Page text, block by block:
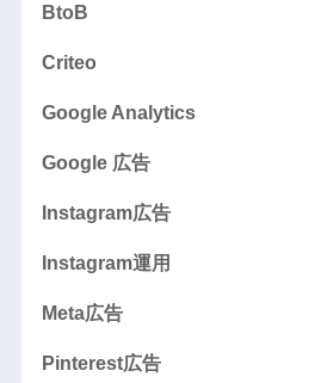
BtoB
Criteo
Google Analytics
Google 広告
Instagram広告
Instagram運用
Meta広告
Pinterest広告